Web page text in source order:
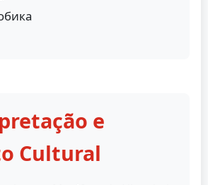
e
Cultural